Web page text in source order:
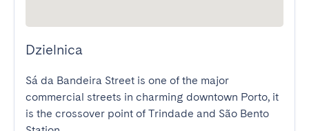
Dzielnica
Sá da Bandeira Street is one of the major
commercial streets in charming downtown Porto, it
is the crossover point of Trindade and São Bento